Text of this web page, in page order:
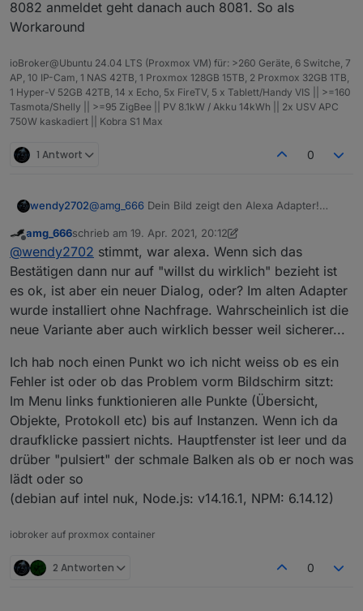
8082 anmeldet geht danach auch 8081. So als
Workaround
ioBroker@Ubuntu 24.04 LTS (Proxmox VM) für: >260 Geräte, 6 Switche, 7
AP, 10 IP-Cam, 1 NAS 42TB, 1 Proxmox 128GB 15TB, 2 Proxmox 32GB 1TB,
1 Hyper-V 52GB 42TB, 14 x Echo, 5x FireTV, 5 x Tablett/Handy VIS || >=160
Tasmota/Shelly || >=95 ZigBee || PV 8.1kW / Akku 14kWh || 2x USV APC
750W kaskadiert || Kobra S1 Max
1 Antwort 0
wendy2702@amg_666 Dein Bild zeigt den Alexa Adapter!
Dann bezieht sich das „Bestätigen“ darauf das du
wirklich den Upgrade machen willst. Nicht das
deine Versionen passen.
Offline
amg_666schrieb am 19. Apr. 2021, 20:12
zuletzt editiert von amg_666
@wendy2702 stimmt, war alexa. Wenn sich das
Bestätigen dann nur auf "willst du wirklich" bezieht ist
es ok, ist aber ein neuer Dialog, oder? Im alten Adapter
wurde installiert ohne Nachfrage. Wahrscheinlich ist die
neue Variante aber auch wirklich besser weil sicherer...
Ich hab noch einen Punkt wo ich nicht weiss ob es ein
Fehler ist oder ob das Problem vorm Bildschirm sitzt:
Im Menu links funktionieren alle Punkte (Übersicht,
Objekte, Protokoll etc) bis auf Instanzen. Wenn ich da
draufklicke passiert nichts. Hauptfenster ist leer und da
drüber "pulsiert" der schmale Balken als ob er noch was
lädt oder so
(debian auf intel nuk, Node.js: v14.16.1, NPM: 6.14.12)
iobroker auf proxmox container
2 Antworten 0